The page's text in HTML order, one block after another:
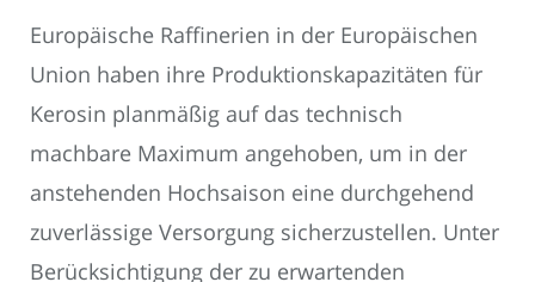
Europäische Raffinerien in der Europäischen
Union haben ihre Produktionskapazitäten für
Kerosin planmäßig auf das technisch
machbare Maximum angehoben, um in der
anstehenden Hochsaison eine durchgehend
zuverlässige Versorgung sicherzustellen. Unter
Berücksichtigung der zu erwartenden